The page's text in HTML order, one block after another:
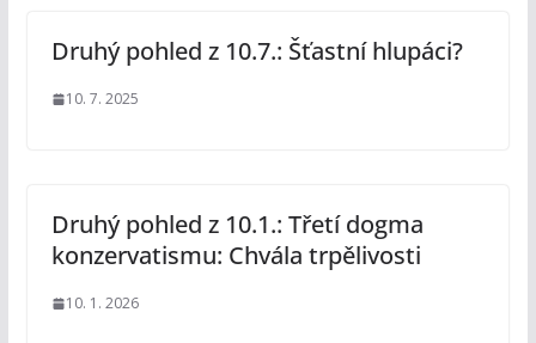
Druhý pohled z 10.7.: Šťastní hlupáci?
10. 7. 2025
Druhý pohled z 10.1.: Třetí dogma
konzervatismu: Chvála trpělivosti
10. 1. 2026